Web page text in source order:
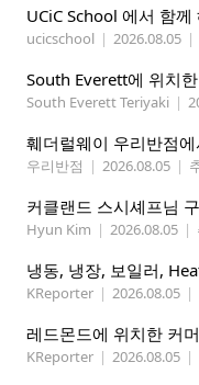
UCiC School 에서 함
ucicschool | 2026.08.05 |
South Everett Teriyaki |
훼더럴웨이 우리반점
우리반점 | 2026.08.05 |
커클랜드 스시셰프님
Hyun Kim | 2026.08.05 |
냉동, 냉장, 보일러,
KReporter | 2026.08.05 |
KReporter | 2026.08.05 |